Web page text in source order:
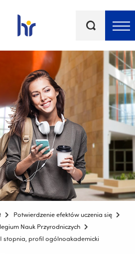
kluczowe
Potwierdzenie efektów uczenia się
Nauk Przyrodniczych
stopnia, profil ogólnoakademicki